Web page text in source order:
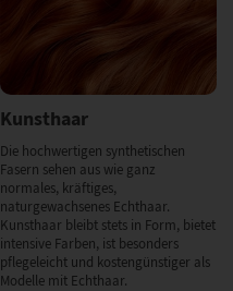
Kunsthaar
Die hochwertigen synthetischen
Fasern sehen aus wie ganz
normales, kräftiges,
naturgewachsenes Echthaar.
Kunsthaar bleibt stets in Form, bietet
intensive Farben, ist besonders
pflegeleicht und kostengünstiger als
Modelle mit Echthaar.